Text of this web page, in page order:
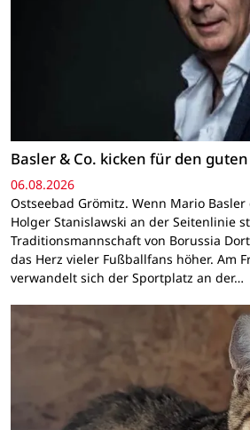
Basler & Co. kicken für den
06.08.2026
Ostseebad Grömitz. Wenn Mario
Holger Stanislawski an der Seitenlinie
Traditionsmannschaft von Borussia
das Herz vieler Fußballfans höher. Am
verwandelt sich der Sportplatz an der…